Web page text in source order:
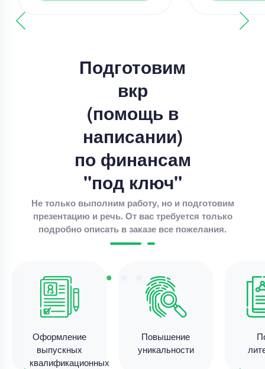
Подготовим
вкр
(помощь в
написании)
по финансам
"под ключ"
Не только выполним работу, но и подготовим
презентацию и речь. От вас требуется только
подробно описать в заказе все пожелания.
Оформление
выпускных
квалификационных
Повышение
уникальности
Срок выполнения
11 минут назад
Выпускная квалификационная работа
«Анализ и оценка управления финансовыми
80%
Срок выполнения 18 дней
Цена16700 ₽
10 минут назад
Выпускная квалификационная работа
зло у детей
Уникальность
Срок выполнения